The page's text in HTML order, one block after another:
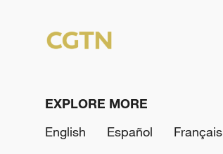
EXPLORE MORE
English
Español Français